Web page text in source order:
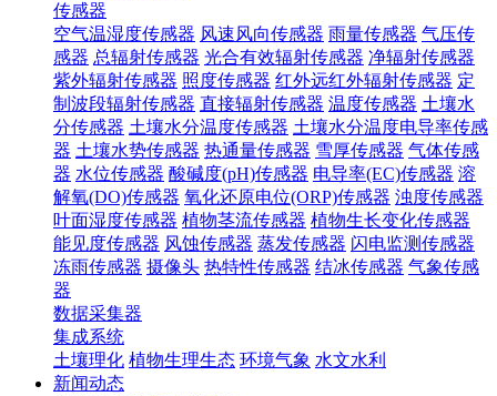
传感器
空气温湿度传感器 风速风向传感器 雨量传感器 气压传
感器 总辐射传感器 光合有效辐射传感器 净辐射传感器
紫外辐射传感器 照度传感器 红外远红外辐射传感器 定
制波段辐射传感器 直接辐射传感器 温度传感器 土壤水
分传感器 土壤水分温度传感器 土壤水分温度电导率传感
器 土壤水势传感器 热通量传感器 雪厚传感器 气体传感
器 水位传感器 酸碱度(pH)传感器 电导率(EC)传感器 溶
解氧(DO)传感器 氧化还原电位(ORP)传感器 浊度传感器
叶面湿度传感器 植物茎流传感器 植物生长变化传感器
能见度传感器 风蚀传感器 蒸发传感器 闪电监测传感器
冻雨传感器 摄像头 热特性传感器 结冰传感器 气象传感
器
数据采集器
集成系统
土壤理化 植物生理生态 环境气象 水文水利
新闻动态